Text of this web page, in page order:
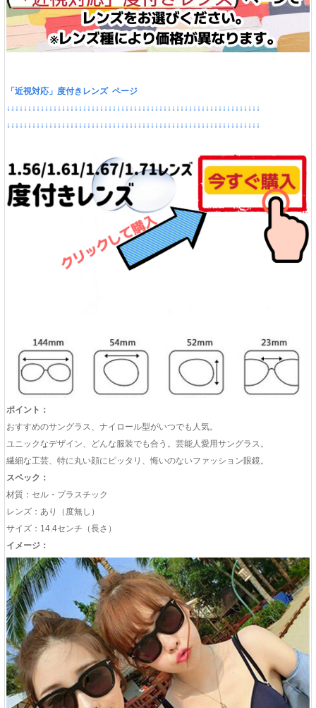
「近視対応」度付きレンズ ページ
↓↓↓↓↓↓↓↓↓↓↓↓↓↓↓↓↓↓↓↓↓↓↓↓↓↓↓↓↓↓↓↓↓↓↓↓↓↓↓↓↓↓↓↓↓↓↓↓↓↓↓↓↓↓↓↓↓↓↓↓
↓↓↓↓↓↓↓↓↓↓↓↓↓↓↓↓↓↓↓↓↓↓↓↓↓↓↓↓↓↓↓↓↓↓↓↓↓↓↓↓↓↓↓↓↓↓↓↓↓↓↓↓↓↓↓↓↓↓↓↓
ポイント：
おすすめのサングラス、ナイロール型がいつでも人気。
ユニックなデザイン、どんな服装でも合う。芸能人愛用サングラス。
繊細な工芸、特に丸い顔にピッタリ、悔いのないファッション眼鏡。
スペック：
材質：セル・プラスチック
レンズ：あり（度無し）
サイズ：14.4センチ（長さ）
イメージ：